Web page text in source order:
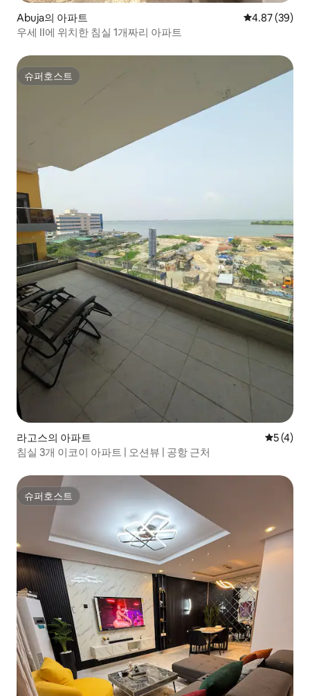
Abuja의 아파트 평점 4.87점(5
4.87 (39)
우세 II에 위치한 침실 1개짜리 아파트
슈퍼호스트
슈퍼호스트
라고스의 아파트 평점 5점
5 (4)
침실 3개 이코이 아파트 | 오션뷰 | 공항 근처
슈퍼호스트
슈퍼호스트